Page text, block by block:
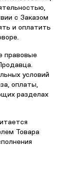
с Заказом
и оплатить
правовые
условий
оплаты,
разделах
Товара